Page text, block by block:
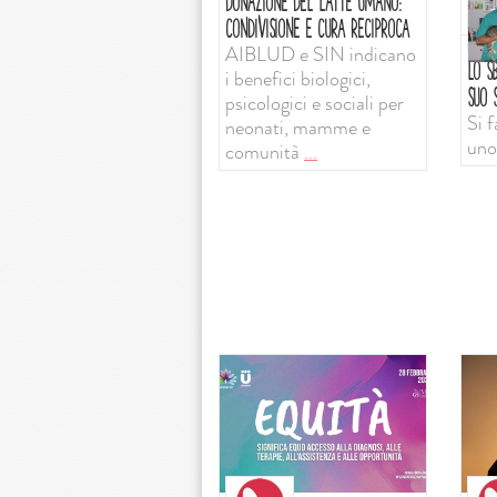
CONDIVISIONE E CURA RECIPROCA
AIBLUD e SIN indicano
i benefici biologici,
psicologici e sociali per
neonati, mamme e
comunità ...
LO
SUO
Si